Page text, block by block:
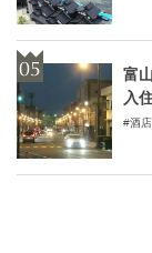
富
入
酒